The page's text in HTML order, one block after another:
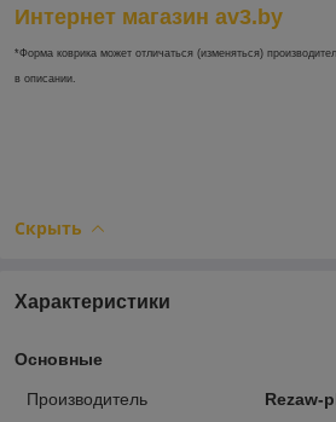
Интернет магазин av3.by
*Форма коврика может отличаться (изменяться)
в описании.
Скрыть
Характеристики
Основные
Производитель
Rezaw-